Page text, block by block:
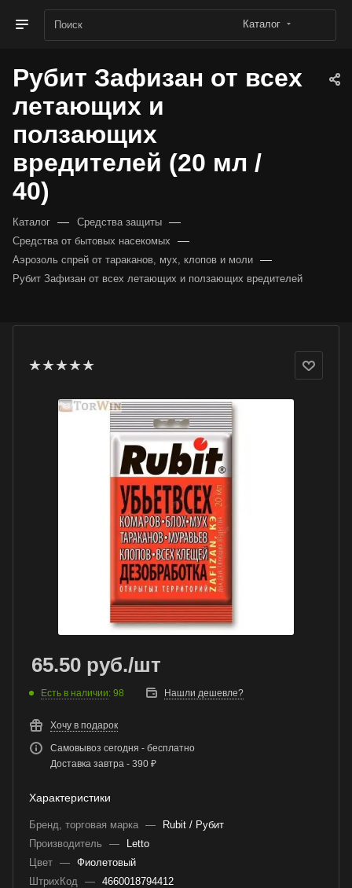
Каталог
Рубит Зафизан от всех
летающих и
ползающих
вредителей (20 мл /
40)
Каталог — Средства защиты —
Средства от бытовых насекомых —
Аэрозоль спрей от тараканов, мух, клопов и моли —
Рубит Зафизан от всех летающих и ползающих вредителей
65.50 руб./шт
Есть в наличии: 98 Нашли дешевле?
Хочу в подарок
Самовывоз сегодня - бесплатно
Доставка завтра - 390 ₽
Характеристики
Бренд, торговая марка —
Rubit / Рубит
Производитель
—
Letto
Цвет — Фиолетовый
ШтрихКод — 4660018794412